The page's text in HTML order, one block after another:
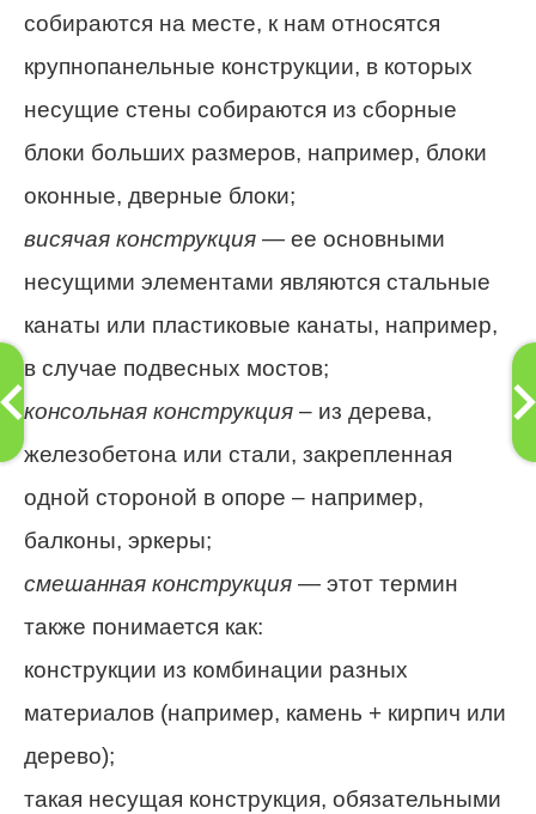
собираются на месте, к нам относятся
крупнопанельные конструкции, в которых
несущие стены собираются из сборные
блоки больших размеров, например, блоки
оконные, дверные блоки;
висячая конструкция — ее основными
несущими элементами являются стальные
канаты или пластиковые канаты, например,
в случае подвесных мостов;
консольная конструкция – из дерева,
железобетона или стали, закрепленная
одной стороной в опоре – например,
балконы, эркеры;
смешанная конструкция — этот термин
также понимается как:
конструкции из комбинации разных
материалов (например, камень + кирпич или
дерево);
такая несущая конструкция, обязательными